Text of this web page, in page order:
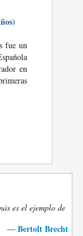
fue un
en
es el ejemplo de
— Bertolt Brecht